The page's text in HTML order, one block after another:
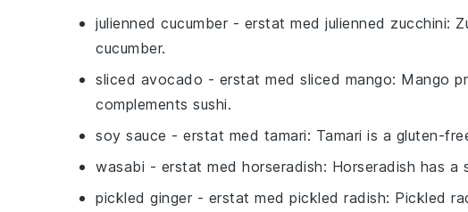
julienned cucumber - erstat med julienned zucchini:
cucumber.
sliced avocado - erstat med sliced mango: Mango
complements sushi.
soy sauce - erstat med tamari: Tamari is a gluten-
wasabi - erstat med horseradish: Horseradish has a
pickled ginger - erstat med pickled radish: Pickled